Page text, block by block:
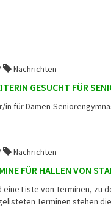
Nachrichten
GESUCHT FÜR
in für Damen-
Nachrichten
FÜR HALLEN VON
eine Liste von Terminen, zu
Terminen stehen